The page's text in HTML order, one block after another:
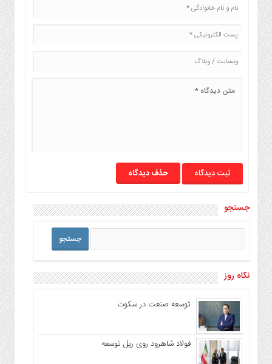
حذف دیدگاه
جستجو
نگاه روز
توسعه صنعت در سکوت
فولاد شاهرود روی ریل توسعه